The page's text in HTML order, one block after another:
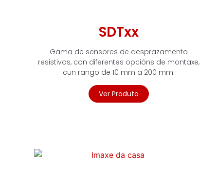
SDTxx
Gama de sensores de desprazamento
resistivos, con diferentes opcións de montaxe,
cun rango de 10 mm a 200 mm.
Ver Produto